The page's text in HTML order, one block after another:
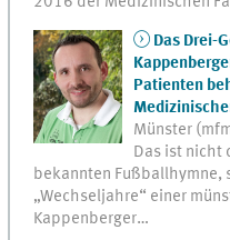
Das Drei-
Patienten
Münster
Das ist nicht
bekannten Fußballhymne,
„Wechseljahre“ einer
Kappenberger…